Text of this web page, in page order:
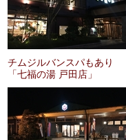
チムジルバンスパもあり
「七福の湯 戸田店」